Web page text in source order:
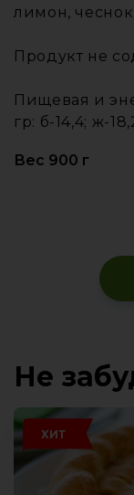
лимон,
Продукт не
Пищевая и
гр: б-14,4; ж-
Вес 900 г
Не
ХИТ